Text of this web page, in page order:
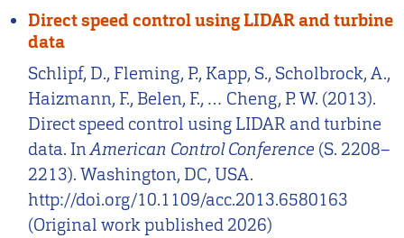
Direct speed control using LIDAR and turbine
data
Schlipf, D., Fleming, P., Kapp, S., Scholbrock, A.,
Haizmann, F., Belen, F., … Cheng, P. W. (2013).
Direct speed control using LIDAR and turbine
data. InAmerican Control Conference (S. 2208–
2213). Washington, DC, USA.
http://doi.org/10.1109/acc.2013.6580163
(Original work published 2026)